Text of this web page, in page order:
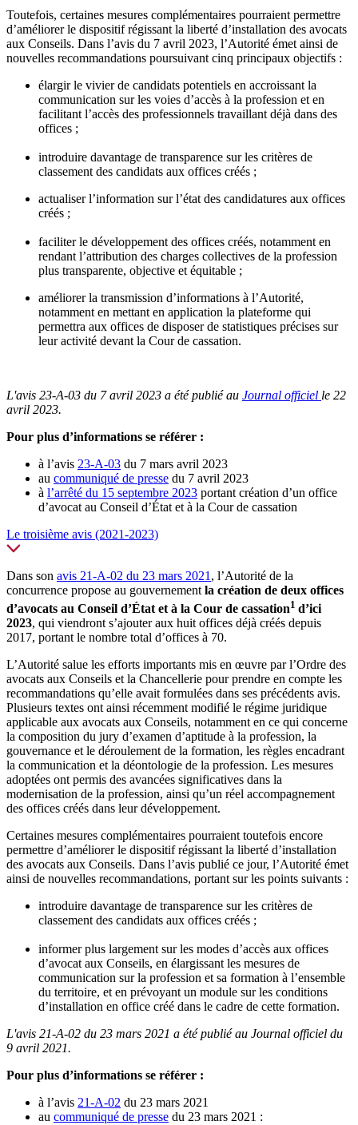
Toutefois, certaines mesures complémentaires pourraient permettre
d’améliorer le dispositif régissant la liberté d’installation des avocats
aux Conseils. Dans l’avis du 7 avril 2023, l’Autorité émet ainsi de
nouvelles recommandations poursuivant cinq principaux objectifs :
élargir le vivier de candidats potentiels en accroissant la
communication sur les voies d’accès à la profession et en
facilitant l’accès des professionnels travaillant déjà dans des
offices ;
introduire davantage de transparence sur les critères de
classement des candidats aux offices créés ;
actualiser l’information sur l’état des candidatures aux offices
créés ;
faciliter le développement des offices créés, notamment en
rendant l’attribution des charges collectives de la profession
plus transparente, objective et équitable ;
améliorer la transmission d’informations à l’Autorité,
notamment en mettant en application la plateforme qui
permettra aux offices de disposer de statistiques précises sur
leur activité devant la Cour de cassation.
L'avis 23-A-03 du 7 avril 2023 a été publié au Journal officiel le 22
avril 2023.
Pour plus d’informations se référer :
à l’avis 23-A-03 du 7 mars avril 2023
au communiqué de presse du 7 avril 2023
à l’arrêté du 15 septembre 2023 portant création d’un office
d’avocat au Conseil d’État et à la Cour de cassation
Le troisième avis (2021-2023)
Dans son avis 21-A-02 du 23 mars 2021, l’Autorité de la
concurrence propose au gouvernementla création de deux offices
d’avocats au Conseil d’État et à la Cour de cassation1 d’ici
2023, qui viendront s’ajouter aux huit offices déjà créés depuis
2017, portant le nombre total d’offices à 70.
L’Autorité salue les efforts importants mis en œuvre par l’Ordre des
avocats aux Conseils et la Chancellerie pour prendre en compte les
recommandations qu’elle avait formulées dans ses précédents avis.
Plusieurs textes ont ainsi récemment modifié le régime juridique
applicable aux avocats aux Conseils, notamment en ce qui concerne
la composition du jury d’examen d’aptitude à la profession, la
gouvernance et le déroulement de la formation, les règles encadrant
la communication et la déontologie de la profession. Les mesures
adoptées ont permis des avancées significatives dans la
modernisation de la profession, ainsi qu’un réel accompagnement
des offices créés dans leur développement.
Certaines mesures complémentaires pourraient toutefois encore
permettre d’améliorer le dispositif régissant la liberté d’installation
des avocats aux Conseils. Dans l’avis publié ce jour, l’Autorité émet
ainsi de nouvelles recommandations, portant sur les points suivants :
introduire davantage de transparence sur les critères de
classement des candidats aux offices créés ;
informer plus largement sur les modes d’accès aux offices
d’avocat aux Conseils, en élargissant les mesures de
communication sur la profession et sa formation à l’ensemble
du territoire, et en prévoyant un module sur les conditions
d’installation en office créé dans le cadre de cette formation.
L'avis 21-A-02 du 23 mars 2021 a été publié au Journal officiel du
9 avril 2021.
Pour plus d’informations se référer :
à l’avis 21-A-02 du 23 mars 2021
au communiqué de presse du 23 mars 2021 :